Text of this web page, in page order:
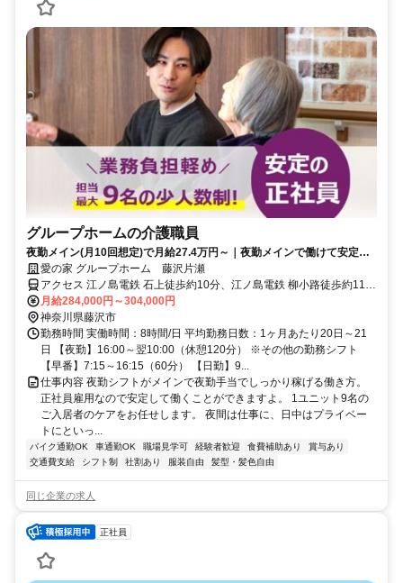
グループホームの介護職員
夜勤メイン(月10回想定)で月給27.4万円～｜夜勤メインで働けて安定の
正社員採用！
愛の家 グループホーム 藤沢片瀬
アクセス 江ノ島電鉄 石上徒歩約10分、江ノ島電鉄 柳小路徒歩約11
分、江ノ島電鉄 鵠沼徒歩約14分 江ノ電バス「ミネベア」バス停下
車、徒歩5分
月給284,000円～304,000円
神奈川県藤沢市
勤務時間 実働時間：8時間/日 平均勤務日数：1ヶ月あたり20日～21
日 【夜勤】16:00～翌10:00（休憩120分） ※その他の勤務シフト
【早番】7:15～16:15（60分） 【日勤】9...
仕事内容 夜勤シフトがメインで夜勤手当でしっかり稼げる働き方。
正社員雇用なので安定して働くことができますよ。 1ユニット9名の
ご入居者のケアをお任せします。 夜間は仕事に、日中はプライベー
トにといっ...
バイク通勤OK 車通勤OK 職場見学可 経験者歓迎 食費補助あり
賞与あり
交通費支給
シフト制 社割あり 服装自由 髪型・髪色自由
同じ企業の求人
正社員